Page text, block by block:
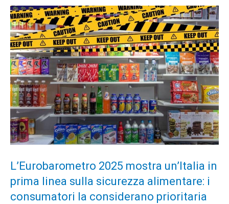
L’Eurobarometro 2025 mostra un’Italia in
prima linea sulla sicurezza alimentare: i
consumatori la considerano prioritaria